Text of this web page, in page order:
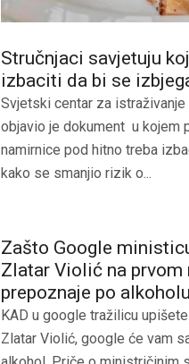
Stručnjaci savjetuju
izbaciti da bi se
Svjetski centar za istraživanje
objavio je dokument u kojem
namirnice pod hitno treba
kako se smanjio rizik o...
Zašto Google
Zlatar Violić na prvom
prepoznaje po alkoholu
KAD u google tražilicu
Zlatar Violić, google će vam